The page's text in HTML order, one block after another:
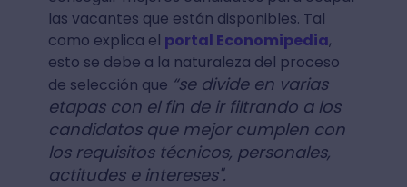
las vacantes que están disponibles. Tal
como explica el portal Economipedia,
esto se debe a la naturaleza del proceso
de selección que “se divide en varias
etapas con el fin de ir filtrando a los
candidatos que mejor cumplen con
los requisitos técnicos, personales,
actitudes e intereses".